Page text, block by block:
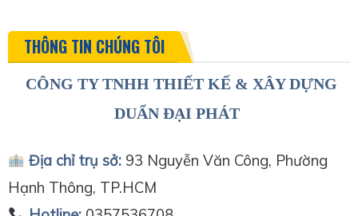
THÔNG TIN CHÚNG TÔI
CÔNG TY TNHH THIẾT KẾ & XÂY DỰNG
DUẨN ĐẠI PHÁT
Địa chỉ trụ sở:93 Nguyễn Văn Công, Phường
Hạnh Thông, TP.HCM